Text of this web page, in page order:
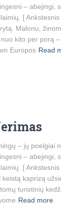
– abejingi,
[
Malonu,
kito per porą
Europos Read
– jų poelgiai
– abejingi,
[
kaprizą
turistinių
Read more